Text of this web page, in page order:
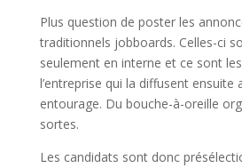
Plus question de poster les
traditionnels jobboards. Celles-ci
seulement en interne et ce sont
l’entreprise qui la diffusent ensuite
entourage. Du bouche-à-oreille
sortes.
Les candidats sont donc